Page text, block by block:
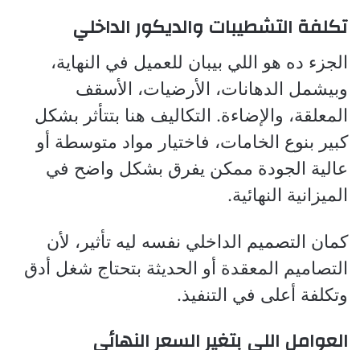
تكلفة التشطيبات والديكور الداخلي
الجزء ده هو اللي بيبان للعميل في النهاية،
وبيشمل الدهانات، الأرضيات، الأسقف
المعلقة، والإضاءة. التكاليف هنا بتتأثر بشكل
كبير بنوع الخامات، فاختيار مواد متوسطة أو
عالية الجودة ممكن يفرق بشكل واضح في
الميزانية النهائية.
كمان التصميم الداخلي نفسه ليه تأثير، لأن
التصاميم المعقدة أو الحديثة بتحتاج شغل أدق
وتكلفة أعلى في التنفيذ.
العوامل اللي بتغير السعر النهائي